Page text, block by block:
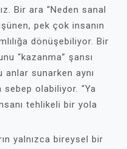
Bir ara “Neden sanal
pek çok insanın
dönüşebiliyor. Bir
“kazanma” şansı
sunarken aynı
olabiliyor. “Ya
tehlikeli bir yola
yalnızca bireysel bir